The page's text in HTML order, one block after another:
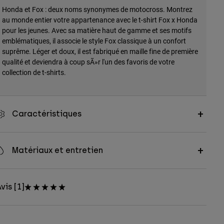
Honda et Fox : deux noms synonymes de motocross. Montrez
au monde entier votre appartenance avec le t-shirt Fox x Honda
pour les jeunes. Avec sa matière haut de gamme et ses motifs
emblématiques, il associe le style Fox classique à un confort
suprême. Léger et doux, il est fabriqué en maille fine de première
qualité et deviendra à coup sÃ»r l'un des favoris de votre
collection de t-shirts.
Caractéristiques
Matériaux et entretien
[1]